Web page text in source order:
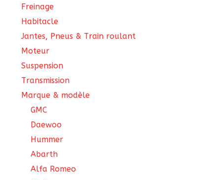
Freinage
Habitacle
Jantes, Pneus & Train roulant
Moteur
Suspension
Transmission
Marque & modèle
GMC
Daewoo
Hummer
Abarth
Alfa Romeo